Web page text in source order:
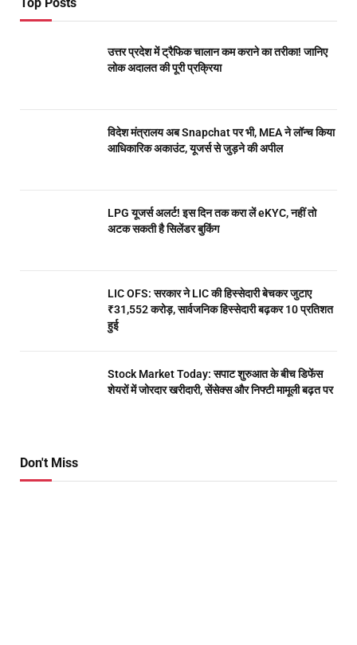
उत्तर प्रदेश में ट्रैफिक चालान कम कराने का तरीका! जानिए
लोक अदालत की पूरी प्रक्रिया
विदेश मंत्रालय अब Snapchat पर भी, MEA ने लॉन्च किया
आधिकारिक अकाउंट, यूजर्स से जुड़ने की अपील
LPG यूजर्स अलर्ट! इस दिन तक करा लें eKYC, नहीं तो
अटक सकती है सिलेंडर बुकिंग
LIC OFS: सरकार ने LIC की हिस्सेदारी बेचकर जुटाए
₹31,552 करोड़, सार्वजनिक हिस्सेदारी बढ़कर 10 प्रतिशत
हुई
Stock Market Today: सपाट शुरुआत के बीच डिफेंस
शेयरों में जोरदार खरीदारी, सेंसेक्स और निफ्टी मामूली बढ़त पर
Don't Miss